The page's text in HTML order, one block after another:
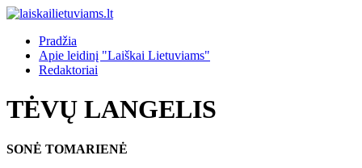
Pradžia
Apie leidinį "Laiškai Lietuviams"
Redaktoriai
TĖVŲ LANGELIS
SONĖ TOMARIENĖ